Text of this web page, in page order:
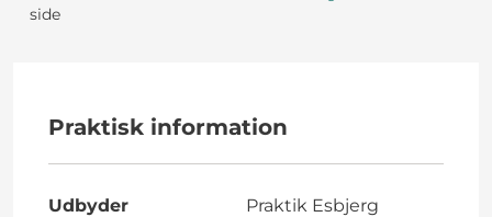
side
Praktisk information
Udbyder Praktik Esbjerg